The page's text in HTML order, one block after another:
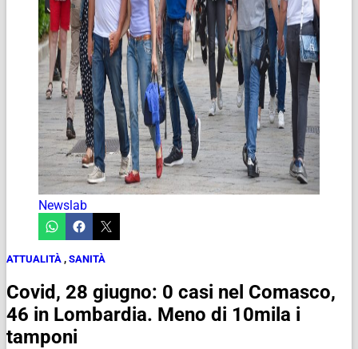
Newslab
ATTUALITÀ , SANITÀ
Covid, 28 giugno: 0 casi nel Comasco,
46 in Lombardia. Meno di 10mila i
tamponi